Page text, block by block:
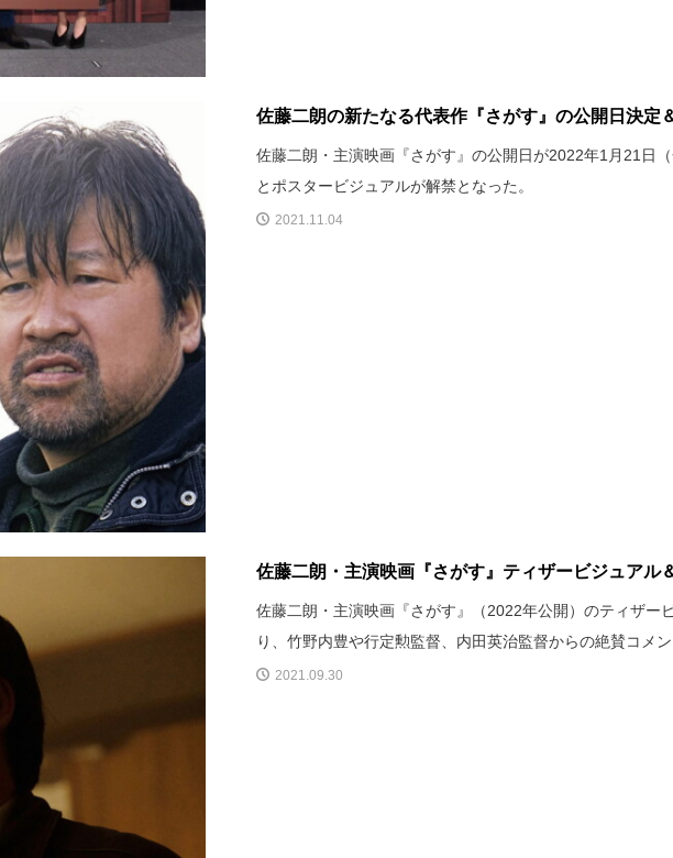
佐藤二朗の新たなる代表作『さがす』の公開日決定
佐藤二朗・主演映画『さがす』の公開日が2022年1月21日
とポスタービジュアルが解禁となった。
2021.11.04
佐藤二朗・主演映画『さがす』ティザービジュアル
佐藤二朗・主演映画『さがす』（2022年公開）のティザー
り、竹野内豊や行定勲監督、内田英治監督からの絶賛コメン
2021.09.30